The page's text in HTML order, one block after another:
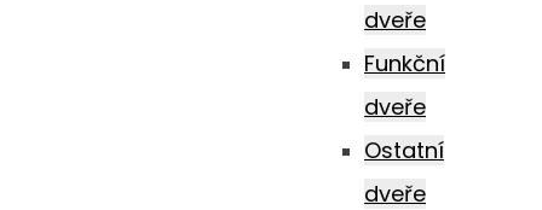
dveře
Funkční
dveře
Ostatní
dveře